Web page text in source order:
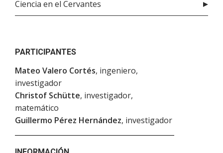
Ciencia en el Cervantes
PARTICIPANTES
Mateo Valero Cortés, ingeniero,
investigador
Christof Schütte, investigador,
matemático
Guillermo Pérez Hernández, investigador